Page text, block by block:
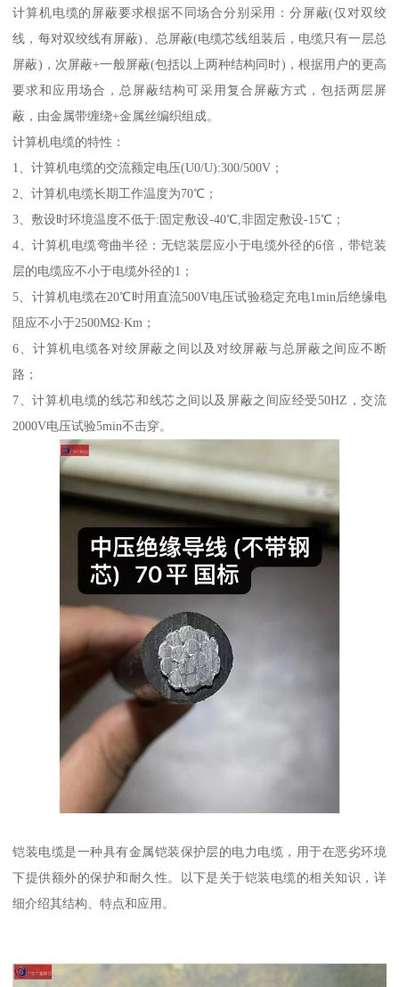
计算机电缆的屏蔽要求根据不同场合分别采用：分屏蔽(仅对双绞
线，每对双绞线有屏蔽)、总屏蔽(电缆芯线组装后，电缆只有一层总
屏蔽)，次屏蔽+一般屏蔽(包括以上两种结构同时)，根据用户的更高
要求和应用场合，总屏蔽结构可采用复合屏蔽方式，包括两层屏
蔽，由金属带缠绕+金属丝编织组成。
计算机电缆的特性：
1、计算机电缆的交流额定电压(U0/U):300/500V；
2、计算机电缆长期工作温度为70℃；
3、敷设时环境温度不低于:固定敷设-40℃,非固定敷设-15℃；
4、计算机电缆弯曲半径：无铠装层应小于电缆外径的6倍，带铠装
层的电缆应不小于电缆外径的1；
5、计算机电缆在20℃时用直流500V电压试验稳定充电1min后绝缘电
阻应不小于2500MΩ·Km；
6、计算机电缆各对绞屏蔽之间以及对绞屏蔽与总屏蔽之间应不断
路；
7、计算机电缆的线芯和线芯之间以及屏蔽之间应经受50HZ，交流
2000V电压试验5min不击穿。
铠装电缆是一种具有金属铠装保护层的电力电缆，用于在恶劣环境
下提供额外的保护和耐久性。以下是关于铠装电缆的相关知识，详
细介绍其结构、特点和应用。